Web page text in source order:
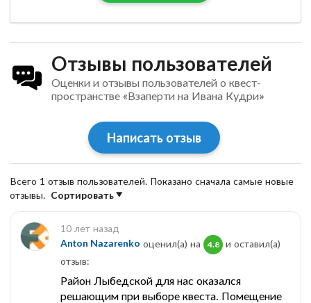
Отзывы пользователей
Оценки и отзывы пользователей о квест-
пространстве «Взаперти на Ивана Кудри»
Написать отзыв
Всего 1 отзыв пользователей. Показано сначала самые новые
отзывы. Сортировать
10 лет назад
Anton Nazarenko оценил(а) на 4.8
и оставил(a)
отзыв:
Район Лыбедской для нас оказался
решающим при выборе квеста. Помещение